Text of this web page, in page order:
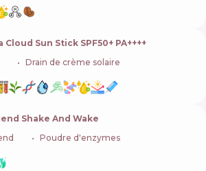
Cloud Sun Stick SPF50+ PA++++
Drain de crème solaire
Shake And Wake
Poudre d'enzymes